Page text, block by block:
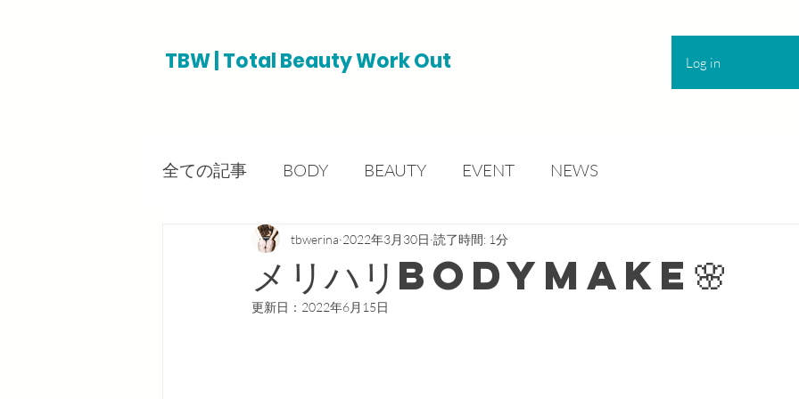
TBW | Total Beauty Work Out Log in
全ての記事 BODY BEAUTY EVENT NEWS
メリハリBodyMake🌸
tbwerina 2022年3月30日 読了時間: 1分
更新日： 2022年6月15日